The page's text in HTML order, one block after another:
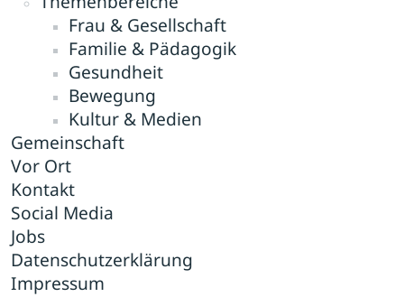
Frau & Gesellschaft
Familie & Pädagogik
Gesundheit
Bewegung
Kultur & Medien
Gemeinschaft
Vor Ort
Kontakt
Social Media
Jobs
Datenschutzerklärung
Impressum